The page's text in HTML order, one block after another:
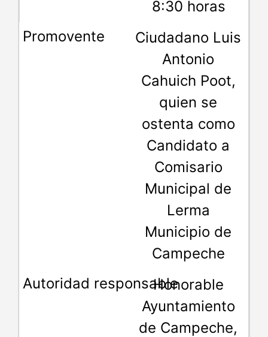
8:30 horas
Ciudadano Luis
Antonio
Cahuich Poot,
quien se
ostenta como
Candidato a
Comisario
Municipal de
Lerma
Municipio de
Campeche
Honorable
Ayuntamiento
de Campeche,